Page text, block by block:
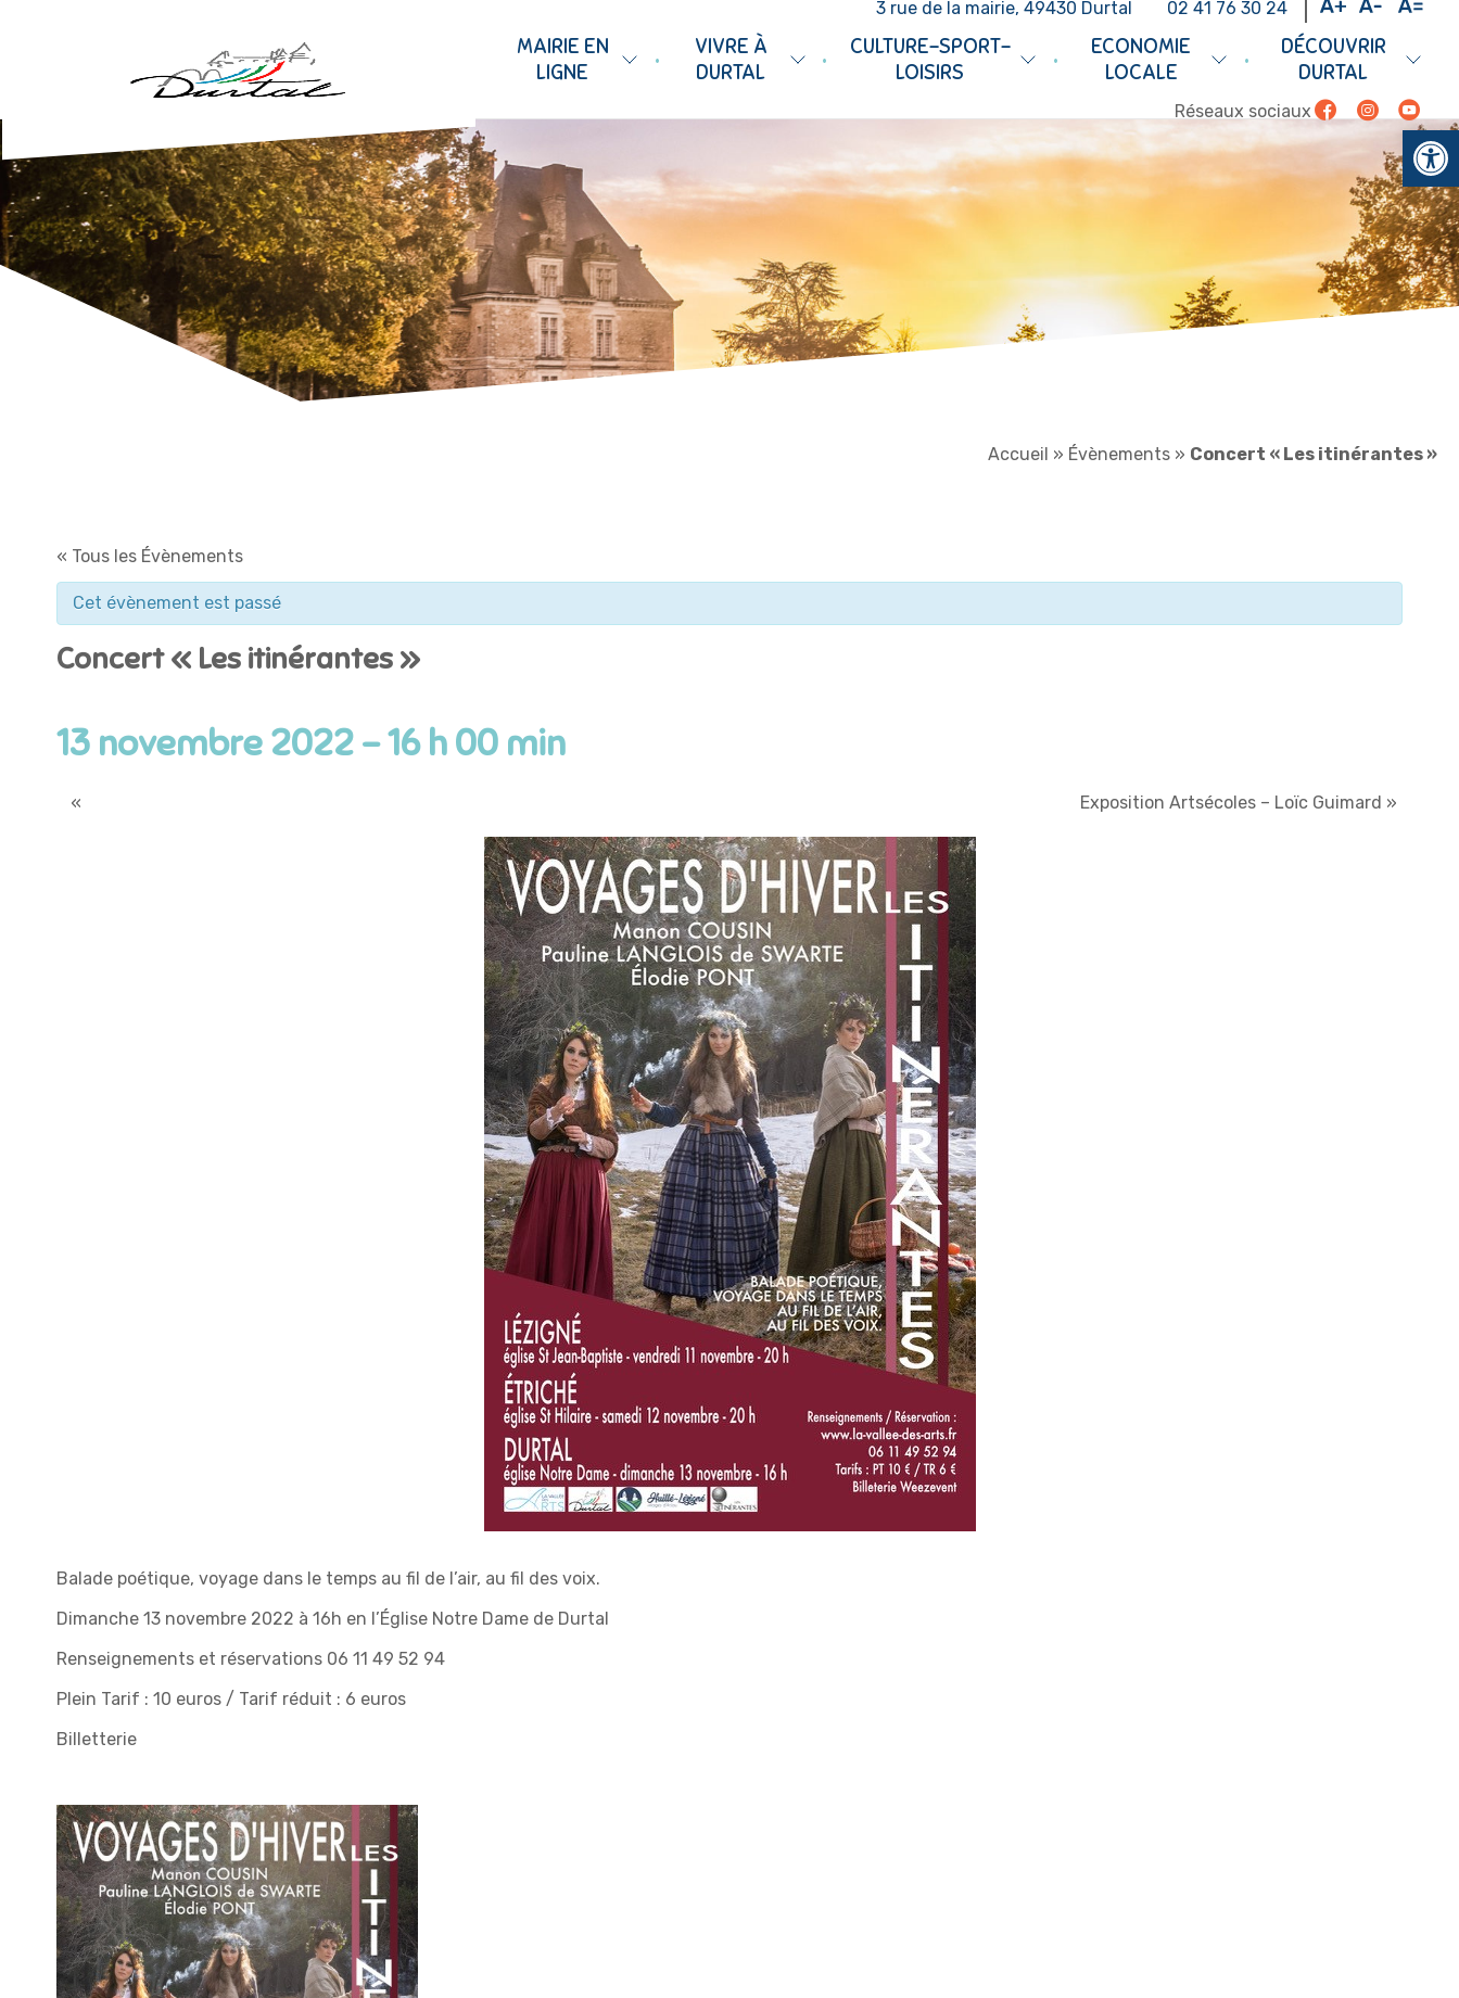
3 rue de la mairie, 49430 Durtal 02 41 76 30 24
MAIRIE EN
LIGNE
•
VIVRE À
DURTAL
•
CULTURE-SPORT-
LOISIRS
•
ECONOMIE
LOCALE
•
DÉCOUVRIR
DURTAL
Réseaux sociaux FacebookInstagram
Accueil » Évènements » Concert « Les itinérantes »
« Tous les Évènements
Cet évènement est passé
Concert « Les itinérantes »
13 novembre 2022 - 16 h 00 min
« Exposition Artsécoles – Loïc Guimard »
Balade poétique, voyage dans le temps au fil de l’air, au fil des voix.
Dimanche 13 novembre 2022 à 16h en l’Église Notre Dame de Durtal
Renseignements et réservations 06 11 49 52 94
Plein Tarif : 10 euros / Tarif réduit : 6 euros
Billetterie